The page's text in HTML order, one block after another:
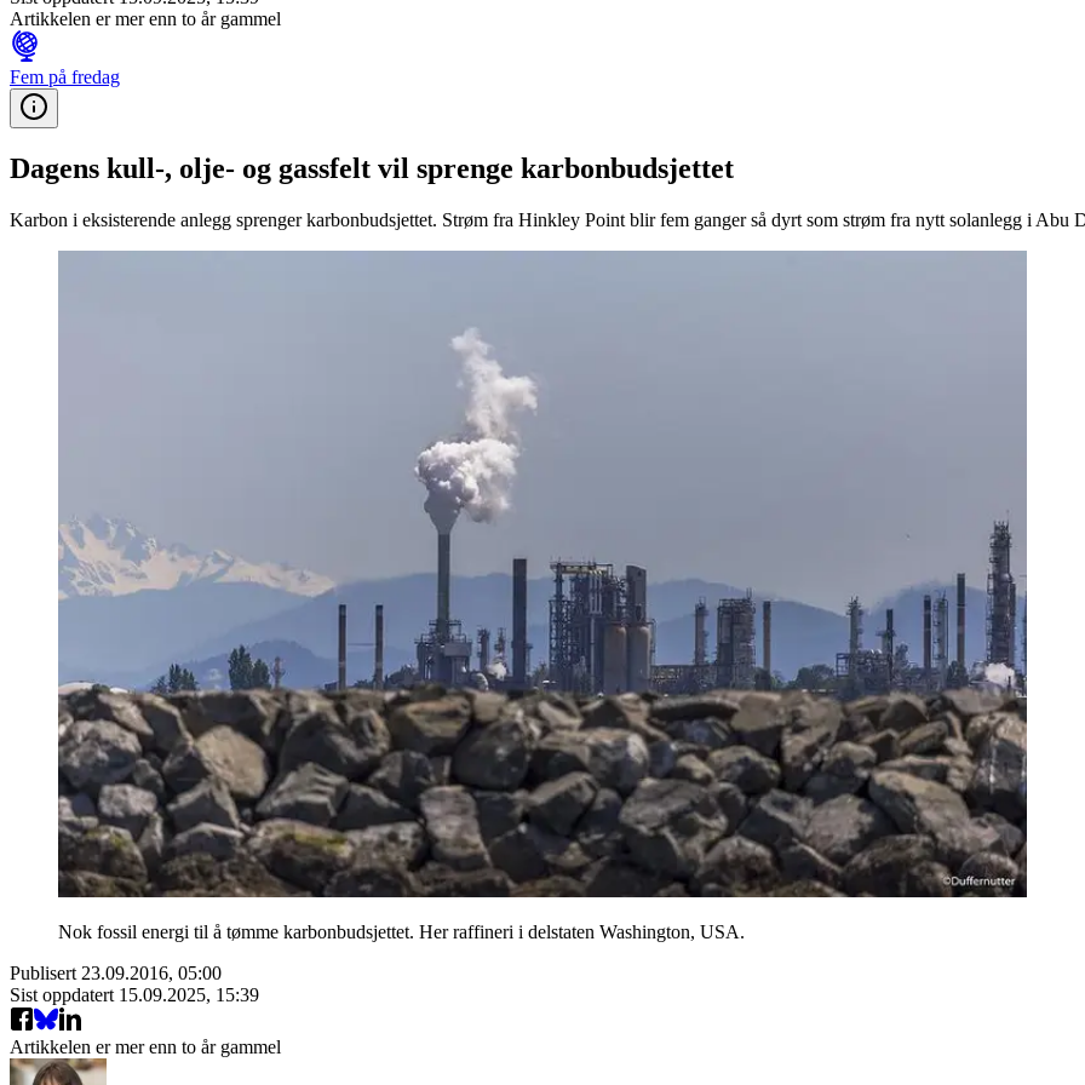
Artikkelen er mer enn to år gammel
Fem på fredag
Dagens kull-, olje- og gassfelt vil sprenge karbonbudsjettet
Karbon i eksisterende anlegg sprenger karbonbudsjettet. Strøm fra Hinkley Point blir fem ganger så dyrt som strøm fra nytt solanlegg i Abu
Nok fossil energi til å tømme karbonbudsjettet. Her raffineri i delstaten Washington, USA.
Publisert 23.09.2016, 05:00
Sist oppdatert 15.09.2025, 15:39
Artikkelen er mer enn to år gammel